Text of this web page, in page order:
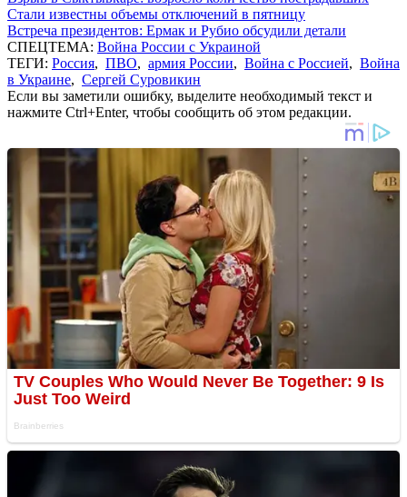
Стали известны объемы отключений в пятницу
Встреча президентов: Ермак и Рубио обсудили детали
СПЕЦТЕМА: Война России с Украиной
ТЕГИ: Россия, ПВО, армия России, Война с Россией, Война
в Украине, Сергей Суровикин
Если вы заметили ошибку, выделите необходимый текст и
нажмите Ctrl+Enter, чтобы сообщить об этом редакции.